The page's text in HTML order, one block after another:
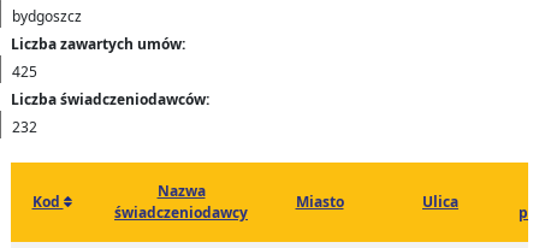
bydgoszcz
Liczba zawartych umów:
425
Liczba świadczeniodawców:
232
Kod
Nazwa
świadczeniodawcy
Miasto Ulica